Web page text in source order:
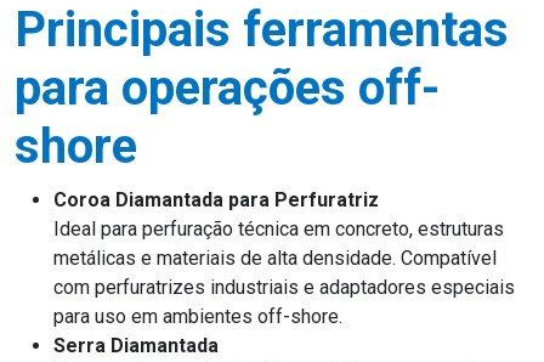
Principais ferramentas
para operações off-
shore
Coroa Diamantada para Perfuratriz
Ideal para perfuração técnica em concreto, estruturas
metálicas e materiais de alta densidade. Compatível
com perfuratrizes industriais e adaptadores especiais
para uso em ambientes off-shore.
Serra Diamantada